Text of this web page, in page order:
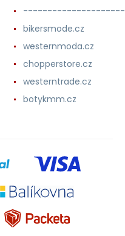
bikersmode.cz
westernmoda.cz
chopperstore.cz
westerntrade.cz
botykmm.cz